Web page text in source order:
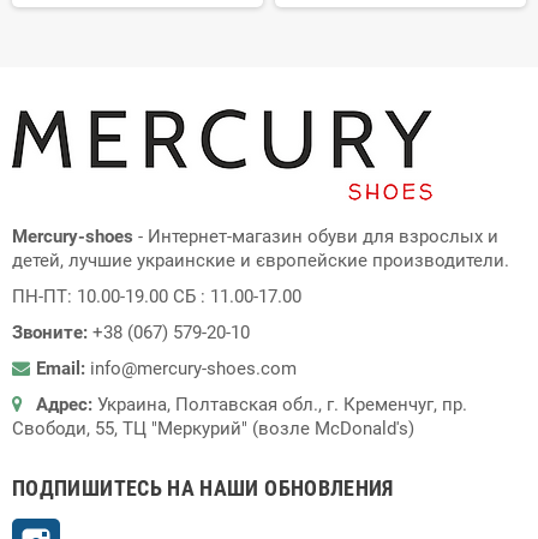
Mercury-shoes - Интернет-магазин обуви для взрослых и
детей, лучшие украинские и європейские производители.
ПН-ПТ: 10.00-19.00 СБ : 11.00-17.00
Звоните: +38 (067) 579-20-10
Email: info@mercury-shoes.com
Адрес: Украина, Полтавская обл., г. Кременчуг, пр.
Свободи, 55, ТЦ "Меркурий" (возле McDonald's)
ПОДПИШИТЕСЬ НА НАШИ ОБНОВЛЕНИЯ